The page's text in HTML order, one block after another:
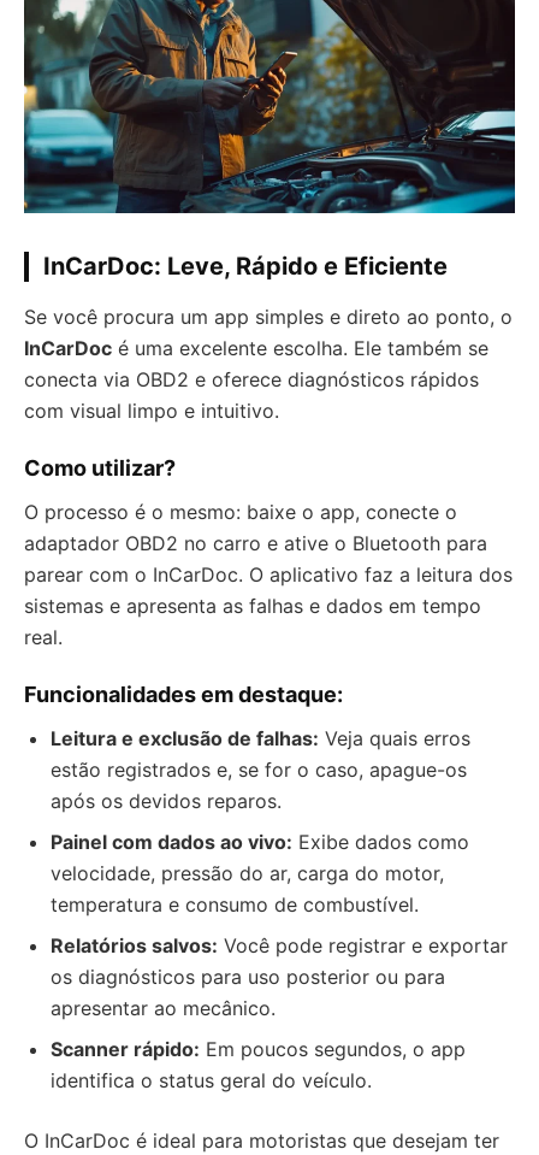
InCarDoc: Leve, Rápido e Eficiente
Se você procura um app simples e direto ao ponto, o
InCarDoc é uma excelente escolha. Ele também se
conecta via OBD2 e oferece diagnósticos rápidos
com visual limpo e intuitivo.
Como utilizar?
O processo é o mesmo: baixe o app, conecte o
adaptador OBD2 no carro e ative o Bluetooth para
parear com o InCarDoc. O aplicativo faz a leitura dos
sistemas e apresenta as falhas e dados em tempo
real.
Funcionalidades em destaque:
Leitura e exclusão de falhas: Veja quais erros
estão registrados e, se for o caso, apague-os
após os devidos reparos.
Painel com dados ao vivo: Exibe dados como
velocidade, pressão do ar, carga do motor,
temperatura e consumo de combustível.
Relatórios salvos: Você pode registrar e exportar
os diagnósticos para uso posterior ou para
apresentar ao mecânico.
Scanner rápido: Em poucos segundos, o app
identifica o status geral do veículo.
O InCarDoc é ideal para motoristas que desejam ter